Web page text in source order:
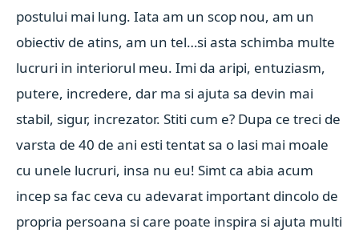
postului mai lung. Iata am un scop nou, am un
obiectiv de atins, am un tel…si asta schimba multe
lucruri in interiorul meu. Imi da aripi, entuziasm,
putere, incredere, dar ma si ajuta sa devin mai
stabil, sigur, increzator. Stiti cum e? Dupa ce treci de
varsta de 40 de ani esti tentat sa o lasi mai moale
cu unele lucruri, insa nu eu! Simt ca abia acum
incep sa fac ceva cu adevarat important dincolo de
propria persoana si care poate inspira si ajuta multi